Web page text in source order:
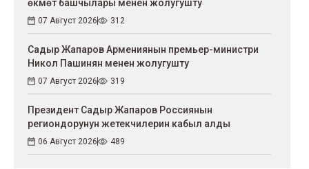
өкмөт башчылары менен жолугушту
07 Август 2026 312
Садыр Жапаров Армениянын премьер-министри
Никол Пашинян менен жолугушту
07 Август 2026 319
Президент Садыр Жапаров Россиянын
региондорунун жетекчилерин кабыл алды
06 Август 2026 489